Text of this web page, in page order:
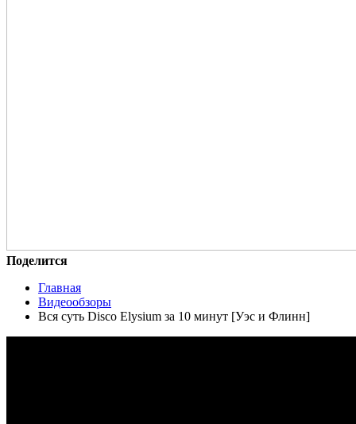
Поделится
Главная
Видеообзоры
Вся суть Disco Elysium за 10 минут [Уэс и Флинн]